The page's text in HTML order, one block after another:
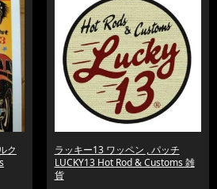
ク
ラッキー13 ワッペン , パッチ
LUCKY13 Hot Rod & Customs 雑
貨